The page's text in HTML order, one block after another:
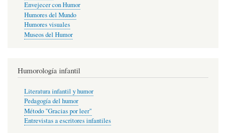
Envejecer con Humor
Humores del Mundo
Humores visuales
Museos del Humor
Humorología infantil
Literatura infantil y humor
Pedagogía del humor
Método "Gracias por leer"
Entrevistas a escritores infantiles